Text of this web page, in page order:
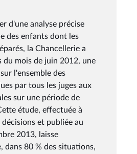
d'une analyse précise
des enfants dont les
la Chancellerie a
du mois de juin 2012, une
l'ensemble des
par tous les juges aux
sur une période de
étude, effectuée à
et publiée au
2013, laisse
dans 80 % des situations,